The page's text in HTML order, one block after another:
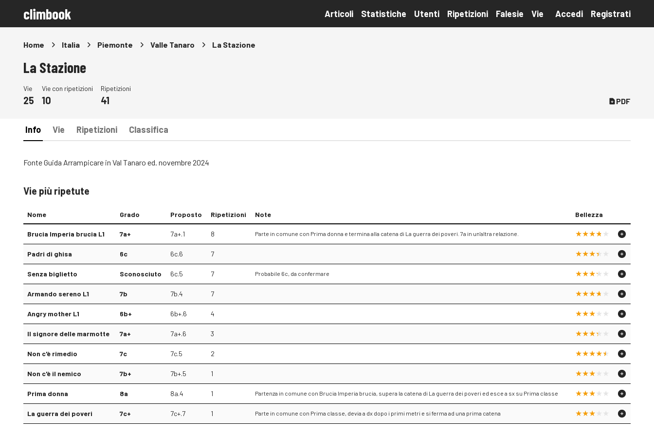
climbook Articoli Statistiche Utenti Ripetizioni Falesie Vie Accedi Registrati
Home Italia Piemonte Valle Tanaro La Stazione
La Stazione
Vie
25
Vie con ripetizioni
10
Ripetizioni
41 PDF
Info Vie Ripetizioni Classifica
Fonte Guida Arrampicare in Val Tanaro ed. novembre 2024
Vie più ripetute
Nome Grado Proposto Ripetizioni Note Bellezza
Brucia Imperia brucia L1 7a+ 7a+.1 8 Parte in comune con Prima donna e termina alla catena di La guerra dei poveri. 7a in un'altra relazione.
Padri di ghisa 6c 6c.6 7
Senza biglietto Sconosciuto 6c.5 7 Probabile 6c, da confermare
Armando sereno L1 7b 7b.4 7
Angry mother L1 6b+ 6b+.6 4
Il signore delle marmotte 7a+ 7a+.6 3
Non c'è rimedio 7c 7c.5 2
Non c'è il nemico 7b+ 7b+.5 1
Prima donna 8a 8a.4 1 Partenza in comune con Brucia Imperia brucia, supera la catena di La guerra dei poveri ed esce a sx su Prima classe
La guerra dei poveri 7c+ 7c+.7 1 Parte in comune con Prima classe, devia a dx dopo i primi metri e si ferma ad una prima catena